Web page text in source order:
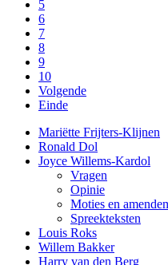
5
6
7
8
9
10
Volgende
Einde
Mariëtte Frijters-Klijnen
Ronald Dol
Joyce Willems-Kardol
Vragen
Opinie
Moties en
Spreekteksten
Louis Roks
Willem Bakker
Harry van den Berg